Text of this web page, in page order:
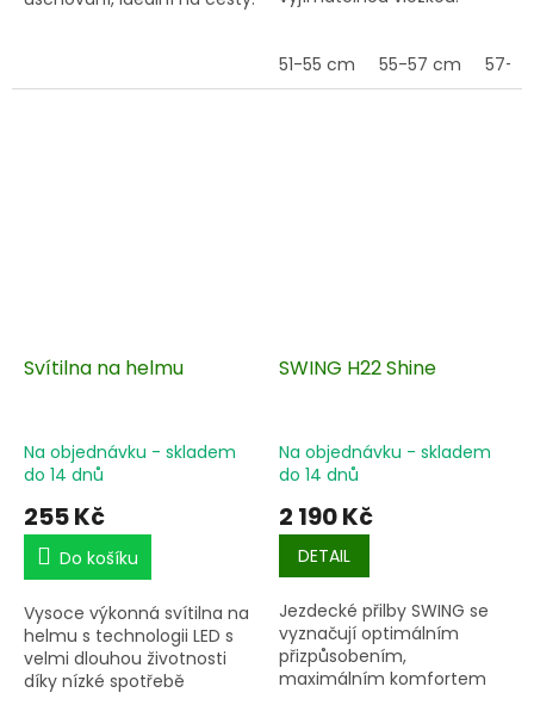
51-55 cm 55-57 cm 57-
Svítilna na helmu
Na objednávku - skladem
do 14 dnů
255 Kč
Do košíku
Vysoce výkonná svítilna na
helmu s technologii LED s
velmi dlouhou životnosti
díky nízké spotřebě
SWING H22 Shine
Na objednávku - skladem
do 14 dnů
2 190 Kč
DETAIL
Jezdecké přilby SWING se
vyznačují optimálním
přizpůsobením,
maximálním komfortem